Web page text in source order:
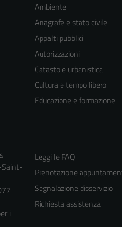
Ambiente
Anagrafe e stato civile
Appalti pubblici
Autorizzazioni
Catasto e urbanistica
Cultura e tempo libero
Educazione e formazione
Saint-
i
Leggi le FAQ
Prenotazione
Segnalazione disservizio
Richiesta assistenza